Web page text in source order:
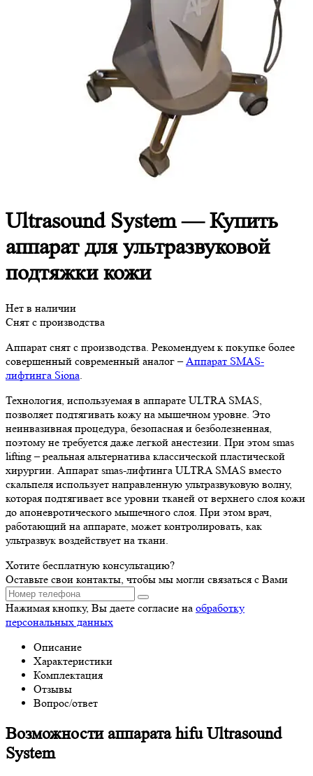
Ultrasound System — Купить
аппарат для ультразвуковой
подтяжки кожи
Нет в наличии
Снят с производства
Аппарат снят с производства. Рекомендуем к покупке более
совершенный современный аналог –Аппарат SMAS-
лифтинга Siona.
Технология, используемая в аппарате ULTRA SMAS,
позволяет подтягивать кожу на мышечном уровне. Это
неинвазивная процедура, безопасная и безболезненная,
поэтому не требуется даже легкой анестезии. При этом smas
lifting – реальная альтернатива классической пластической
хирургии. Аппарат smas-лифтинга ULTRA SMAS вместо
скальпеля использует направленную ультразвуковую волну,
которая подтягивает все уровни тканей от верхнего слоя кожи
до апоневротического мышечного слоя. При этом врач,
работающий на аппарате, может контролировать, как
ультразвук воздействует на ткани.
Хотите бесплатную консультацию?
Оставьте свои контакты, чтобы мы могли связаться с Вами
Нажимая кнопку, Вы даете согласие на обработку
персональных данных
Описание
Характеристики
Комплектация
Отзывы
Вопрос/ответ
Возможности аппарата hifu Ultrasound
System